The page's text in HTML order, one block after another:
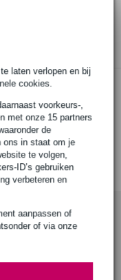
laten verlopen en bij
cookies.
voorkeurs-,
met onze 15 partners
de
ons in staat om je
te volgen,
ID’s gebruiken
verbeteren en
aanpassen of
of via onze
TEX)